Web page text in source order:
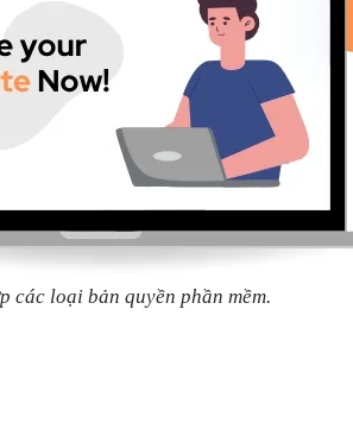
các loại bản quyền phần mềm.